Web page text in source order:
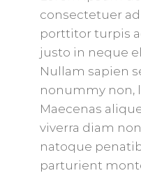
consectetuer
porttitor turpis
justo in neque
Nullam sapien
nonummy non,
Maecenas
viverra diam
natoque
parturient